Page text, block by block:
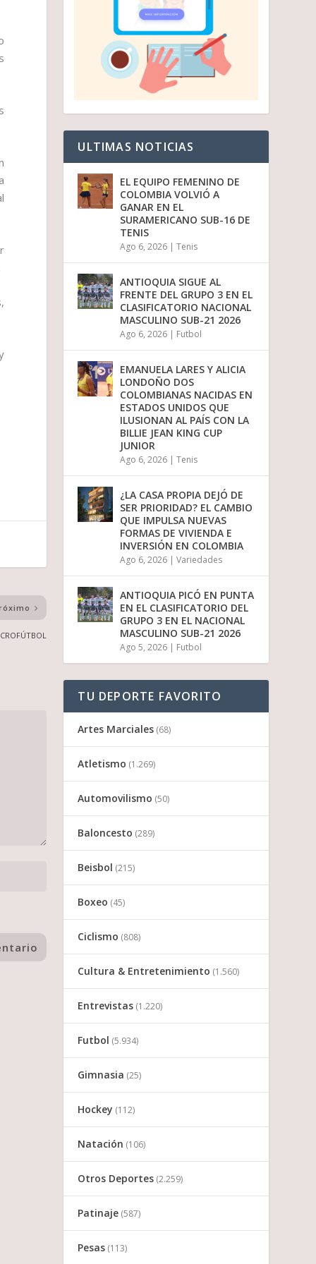
ULTIMAS NOTICIAS
EL EQUIPO FEMENINO DE
COLOMBIA VOLVIÓ A
GANAR EN EL
SURAMERICANO SUB-16 DE
TENIS
Ago 6, 2026 |Tenis
ANTIOQUIA SIGUE AL
FRENTE DEL GRUPO 3 EN EL
CLASIFICATORIO NACIONAL
MASCULINO SUB-21 2026
Ago 6, 2026 | Futbol
EMANUELA LARES Y ALICIA
LONDOÑO DOS
COLOMBIANAS NACIDAS EN
ESTADOS UNIDOS QUE
ILUSIONAN AL PAÍS CON LA
BILLIE JEAN KING CUP
JUNIOR
Ago 6, 2026 |Tenis
¿LA CASA PROPIA DEJÓ DE
SER PRIORIDAD? EL CAMBIO
QUE IMPULSA NUEVAS
FORMAS DE VIVIENDA E
INVERSIÓN EN COLOMBIA
Ago 6, 2026 |Variedades
ANTIOQUIA PICÓ EN PUNTA
EN EL CLASIFICATORIO DEL
GRUPO 3 EN EL NACIONAL
MASCULINO SUB-21 2026
Ago 5, 2026 | Futbol
TU DEPORTE FAVORITO
Artes Marciales (68)
Atletismo (1.269)
Automovilismo (50)
Baloncesto (289)
Beisbol (215)
Boxeo (45)
Ciclismo (808)
Cultura & Entretenimiento (1.560)
Entrevistas (1.220)
Futbol (5.934)
Gimnasia (25)
Hockey (112)
Natación (106)
Otros Deportes (2.259)
Patinaje (587)
Pesas (113)